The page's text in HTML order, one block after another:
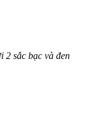
2 sắc bạc và đen